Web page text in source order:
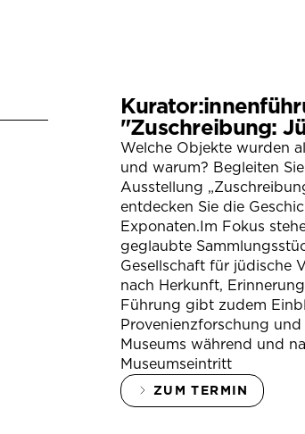
"Zuschreibung:
Welche Objekte wurden
und warum? Begleiten
Ausstellung
entdecken Sie die
Exponaten.Im Fokus
geglaubte
Gesellschaft für jüdische
nach Herkunft,
Führung gibt zudem
Provenienzforschung
Museums während und
Museumseintritt
ZUM TERMIN